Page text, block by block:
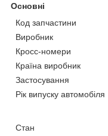
Основні
Код запчастини
Виробник
Кросс-номери
Країна виробник
Застосування
Рік випуску автомобіля
Стан